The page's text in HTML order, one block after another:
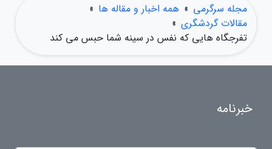
مجله سرگرمی » همه اخبار و مقاله ها »
مقالات گردشگری »
تفرجگاه هایی که نفس در سینه شما حبس می کند
خبرنامه